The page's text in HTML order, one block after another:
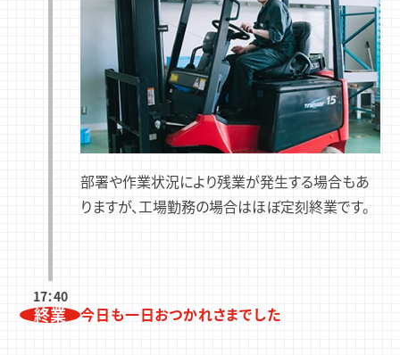
部署や作業状況により残業が発生する場合もあ
りますが、工場勤務の場合はほぼ定刻終業です。
17：40
終業 今日も一日おつかれさまでした